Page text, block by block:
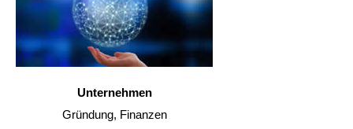
Unternehmen
Gründung, Finanzen